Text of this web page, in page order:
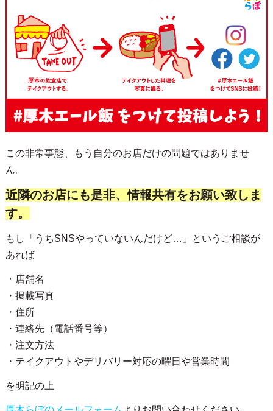
この非常事態、もう自分のお店だけの問題ではありませ
ん。
近隣のお店にも是非、情報共有をお願い致しま
す。
もし「うちSNSやっていないんだけど…」というご相談が
あれば
・店舗名
・掲載写真
・住所
・連絡先（電話番号等）
・注文方法
・テイクアウトやデリバリー対応の曜日や営業時間
を明記の上